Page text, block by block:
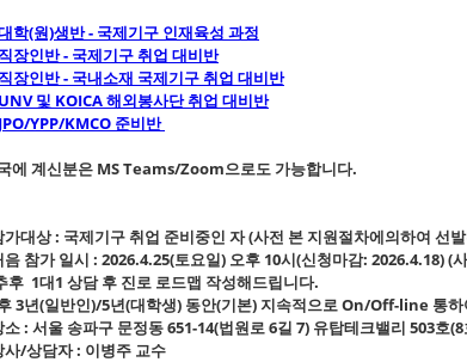
학(원)생반 - 국제기구 인재육성 과정
직장인반 - 국제기구 취업 대비반
직장인반 - 국내소재 국제기구 취업 대비반
UNV 및 KOICA 해외봉사단 취업 대비반
JPO/YPP/KMCO 준비반
에 계신분은 MS Teams/Zoom으로도 가능합니다.
가대상 : 국제기구 취업 준비중인 자 (사전 본 지원절차에의하여 선
음 참가 일시 : 2026.4.25(토요일) 오후 10시(신청마감: 2026.4.18) (
후 1대1 상담 후 진로 로드맵 작성해드립니다.
3년(일반인)/5년(대학생) 동안(기본) 지속적으로 On/Off-line 통
소 : 서울 송파구 문정동 651-14(법원로 6길 7) 유탑테크밸리 503호
사/상담자 : 이병주 교수